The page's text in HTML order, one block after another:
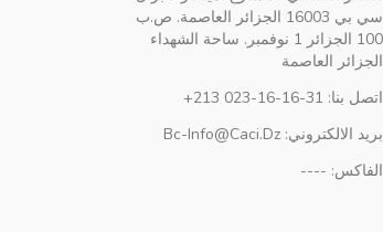
سي بي 16003 الجزائر العاصمة. ص.ب
100 الجزائر 1 نوفمبر. ساحة الشهداء
الجزائر العاصمة
اتصل بنا: +213 023-16-16-31
بريد الالكتروني:Bc-Info@caci.dz
الفاكس: ----